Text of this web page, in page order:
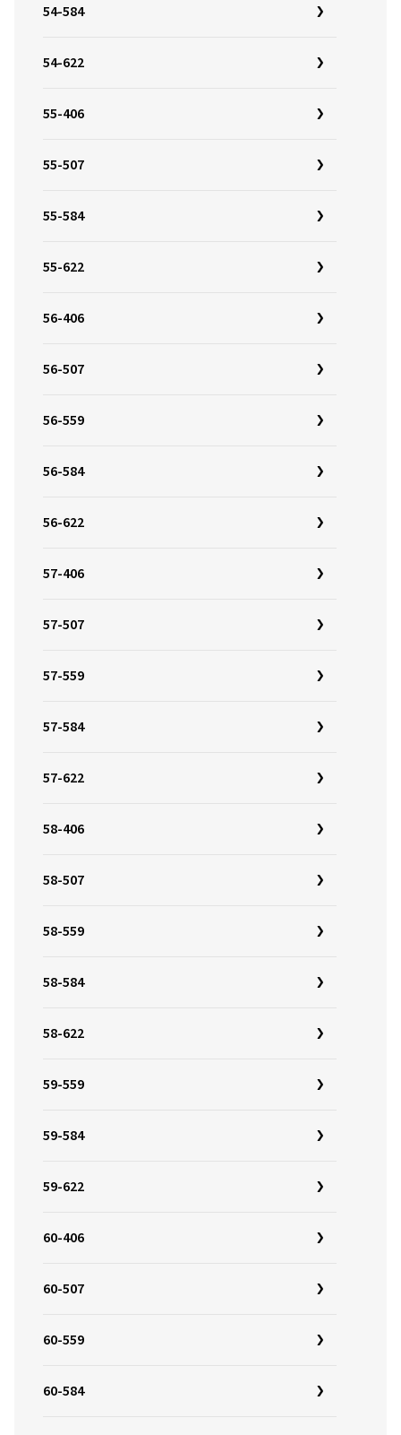
54-584
54-622
55-406
55-507
55-584
55-622
56-406
56-507
56-559
56-584
56-622
57-406
57-507
57-559
57-584
57-622
58-406
58-507
58-559
58-584
58-622
59-559
59-584
59-622
60-406
60-507
60-559
60-584